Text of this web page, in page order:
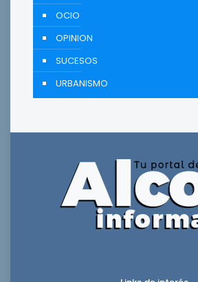
OCIO
OPINION
SUCESOS
URBANISMO